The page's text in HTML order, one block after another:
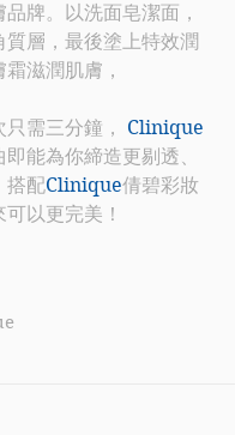
牌。以洗面皂潔面，
質層，最後塗上特效潤
滋潤肌膚，
需三分鐘， Clinique
能為你締造更剔透、
搭配Clinique倩碧彩妝
以更完美！